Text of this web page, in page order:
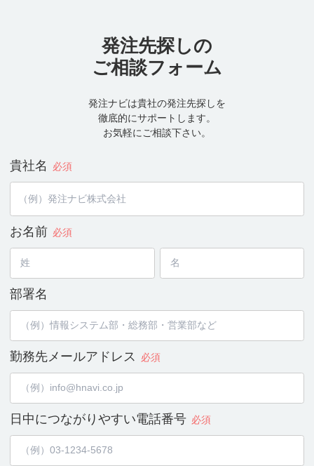
発注先探しの
ご相談フォーム
発注ナビは貴社の発注先探しを
徹底的にサポートします。
お気軽にご相談下さい。
貴社名 必須
お名前 必須
部署名
勤務先メールアドレス 必須
日中につながりやすい電話番号 必須